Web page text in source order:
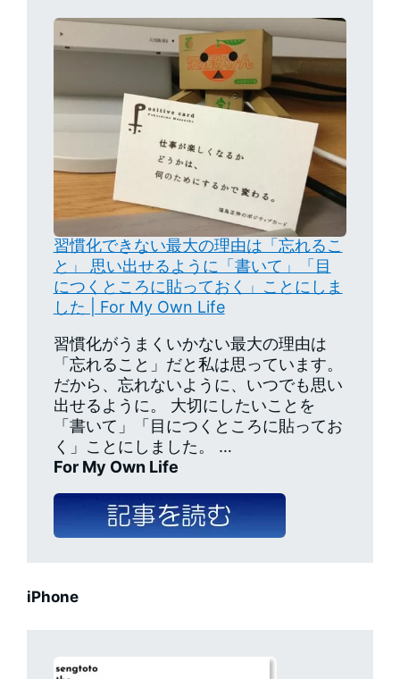
習慣化できない最大の理由は「忘れるこ
と」 思い出せるように「書いて」「目
につくところに貼っておく」ことにしま
した | For My Own Life
習慣化がうまくいかない最大の理由は
「忘れること」だと私は思っています。
だから、忘れないように、いつでも思い
出せるように。 大切にしたいことを
「書いて」「目につくところに貼ってお
く」ことにしました。 …
For My Own Life
iPhone